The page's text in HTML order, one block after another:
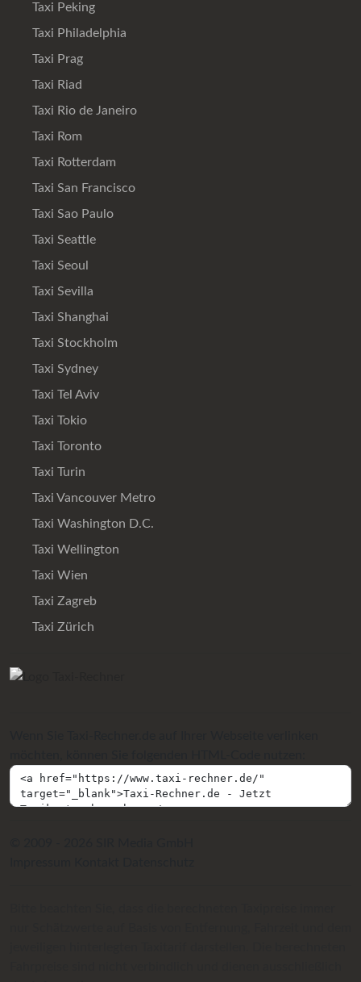
Taxi Peking
Taxi Philadelphia
Taxi Prag
Taxi Riad
Taxi Rio de Janeiro
Taxi Rom
Taxi Rotterdam
Taxi San Francisco
Taxi Sao Paulo
Taxi Seattle
Taxi Seoul
Taxi Sevilla
Taxi Shanghai
Taxi Stockholm
Taxi Sydney
Taxi Tel Aviv
Taxi Tokio
Taxi Toronto
Taxi Turin
Taxi Vancouver Metro
Taxi Washington D.C.
Taxi Wellington
Taxi Wien
Taxi Zagreb
Taxi Zürich